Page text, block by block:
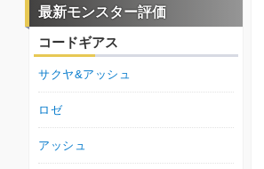
最新モンスター評価
コードギアス
サクヤ&アッシュ
ロゼ
アッシュ